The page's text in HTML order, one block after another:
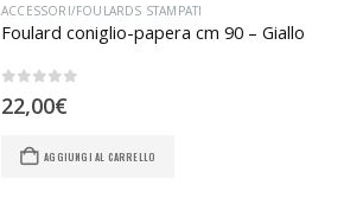
ACCESSORI/FOULARDS STAMPATI
Foulard coniglio-papera cm 90 – Giallo
22,00€
AGGIUNGI AL CARRELLO